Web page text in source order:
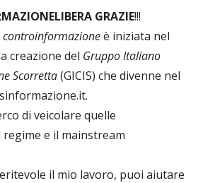
LIBERA GRAZIE!!!
controinformazioneè iniziata nel
creazione del Gruppo Italiano
Scorretta(GICIS) che divenne nel
di veicolare quelle
e il mainstream
il mio lavoro, puoi aiutare